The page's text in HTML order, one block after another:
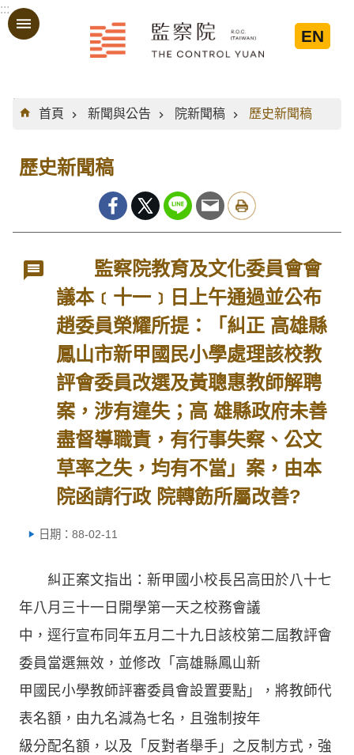
跳到主要內容區塊
:::
EN
:::
首頁
新聞與公告 院新聞稿 歷史新聞稿
歷史新聞稿
監察院教育及文化委員會會
議本﹝十一﹞日上午通過並公布
趙委員榮耀所提：「糾正 高雄縣
鳳山市新甲國民小學處理該校教
評會委員改選及黃聰惠教師解聘
案，涉有違失；高 雄縣政府未善
盡督導職責，有行事失察、公文
草率之失，均有不當」案，由本
院函請行政 院轉飭所屬改善?
日期：88-02-11
糾正案文指出：新甲國小校長呂高田於八十七
年八月三十一日開學第一天之校務會議
中，逕行宣布同年五月二十九日該校第二屆教評會
委員當選無效，並修改「高雄縣鳳山新
甲國民小學教師評審委員會設置要點」，將教師代
表名額，由九名減為七名，且強制按年
級分配名額，以及「反對者舉手」之反制方式，強